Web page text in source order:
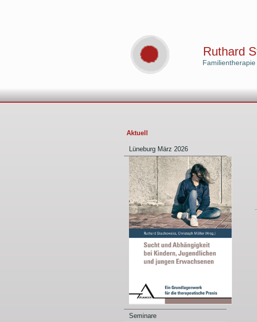
Ruthard
Familientherapie |
Aktuell
Lüneburg März 2026
Seminare